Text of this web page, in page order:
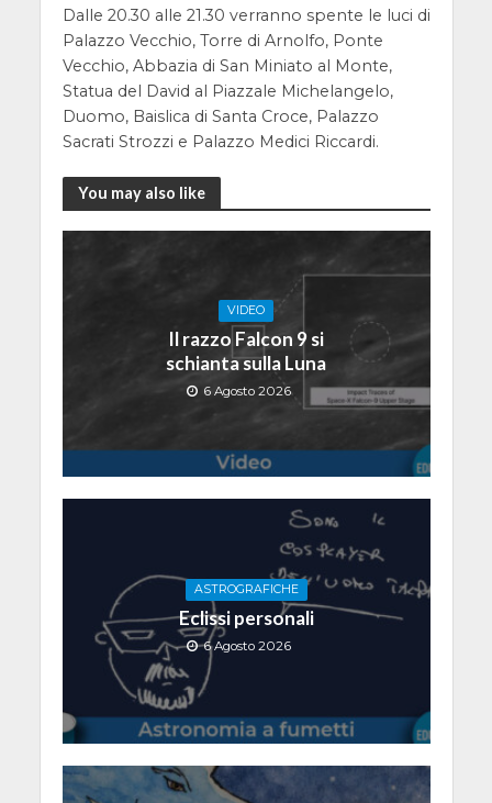
Dalle 20.30 alle 21.30 verranno spente le luci di
Palazzo Vecchio, Torre di Arnolfo, Ponte
Vecchio, Abbazia di San Miniato al Monte,
Statua del David al Piazzale Michelangelo,
Duomo, Baislica di Santa Croce, Palazzo
Sacrati Strozzi e Palazzo Medici Riccardi.
You may also like
VIDEO
Il razzo Falcon 9 si
schianta sulla Luna
6 Agosto 2026
ASTROGRAFICHE
Eclissi personali
6 Agosto 2026